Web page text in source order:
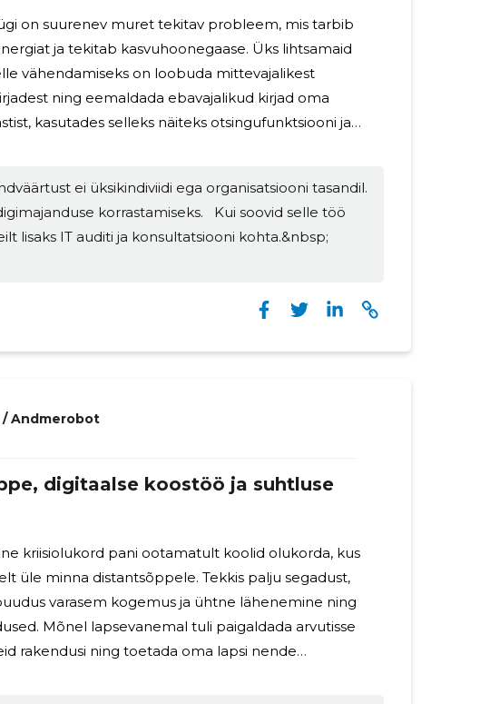
on suurenev muret tekitav probleem, mis tarbib
ja tekitab kasvuhoonegaase. Üks lihtsamaid
vähendamiseks on loobuda mittevajalikest
ning eemaldada ebavajalikud kirjad oma
kasutades selleks näiteks otsingufunktsiooni ja
Selleks tasub üle vaadata oma arvuti,
ja teiste seadmete kaustad ning kustutada
dokumendid, pildid ja muu sarnane materjal.
ei üksikindiviidi ega organisatsiooni tasandil.
korrastamiseks. Kui soovid selle töö
lisaks IT auditi ja konsultatsiooni kohta.&nbsp;
/ Andmerobot
digitaalse koostöö ja suhtluse
kriisiolukord pani ootamatult koolid olukorda, kus
üle minna distantsõppele. Tekkis palju segadust,
varasem kogemus ja ühtne lähenemine ning
Mõnel lapsevanemal tuli paigaldada arvutisse
rakendusi ning toetada oma lapsi nende